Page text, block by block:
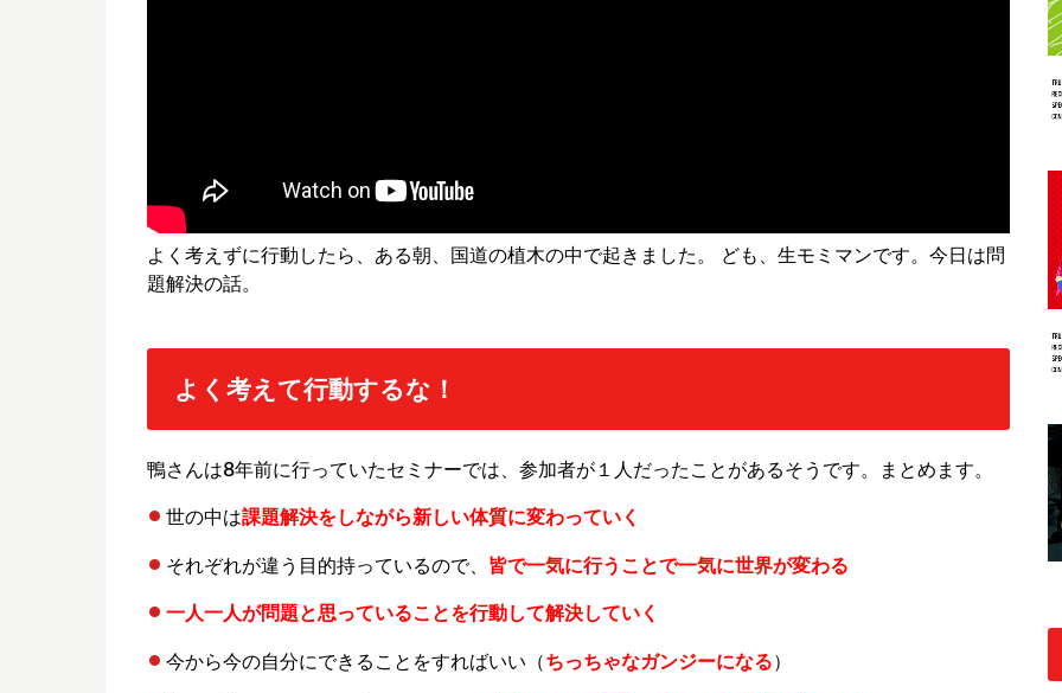
よく考えずに行動したら、ある朝、国道の植木の中で起きました。 ども、生モミマンです。今日は問
題解決の話。
よく考えて行動するな！
鴨さんは8年前に行っていたセミナーでは、参加者が１人だったことがあるそうです。まとめます。
世の中は課題解決をしながら新しい体質に変わっていく
それぞれが違う目的持っているので、 皆で一気に行うことで一気に世界が変わる
一人一人が問題と思っていることを行動して解決していく
今から今の自分にできることをすればいい（ちっちゃなガンジーになる）